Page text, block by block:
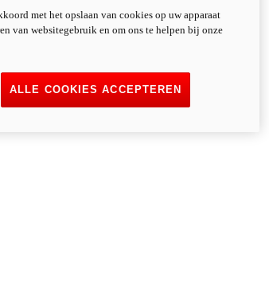
met het opslaan van cookies op uw apparaat
van websitegebruik en om ons te helpen bij onze
ALLE COOKIES ACCEPTEREN